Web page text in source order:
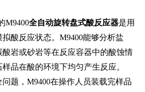
M9400全自动旋转盘式酸反应器是用
酸反应状态。M9400能够分析盐
岩或砂岩等在反应容器中的酸蚀情
品在酸的环境下均匀产生反应。
题，M9400在操作人员装载完样品